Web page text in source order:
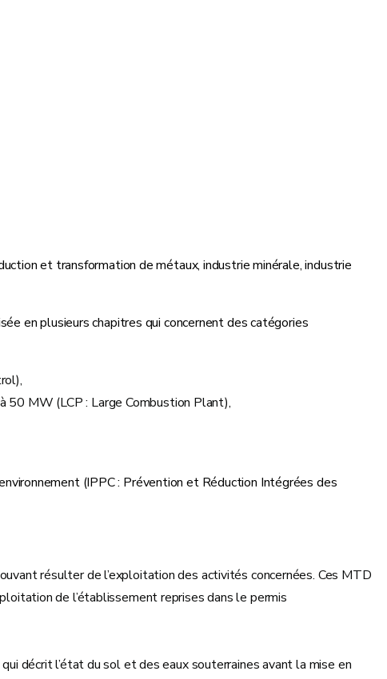
et transformation de métaux, industrie minérale, industrie
en plusieurs chapitres qui concernent des catégories
50 MW (LCP : Large Combustion Plant),
(IPPC : Prévention et Réduction Intégrées des
résulter de l’exploitation des activités concernées. Ces MTD
de l’établissement reprises dans le permis
décrit l’état du sol et des eaux souterraines avant la mise en